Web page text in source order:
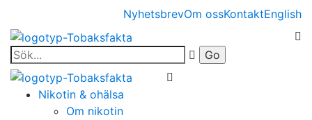
NyhetsbrevOm ossKontaktEnglish
Nikotin & ohälsa
Om nikotin